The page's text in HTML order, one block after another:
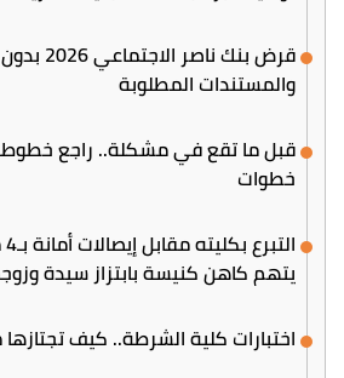
قرض بنك
والمستندات المطلوبة
خطوات
يتهم كاهن كنيسة بابتزاز سيدة
اختبارات كلية الشرطة.. كيف